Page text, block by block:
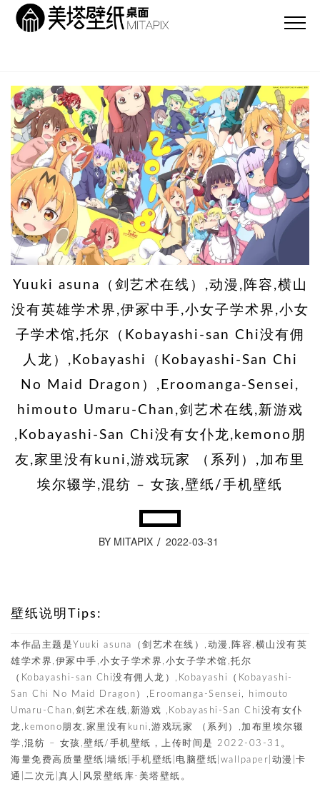
Yuuki asuna（剑艺术在线）,动漫,阵容,横山
没有英雄学术界,伊冢中手,小女子学术界,小女
子学术馆,托尔（Kobayashi-san Chi没有佣
人龙）,Kobayashi（Kobayashi-San Chi
No Maid Dragon）,Eroomanga-Sensei,
himouto Umaru-Chan,剑艺术在线,新游戏
,Kobayashi-San Chi没有女仆龙,kemono朋
友,家里没有kuni,游戏玩家 （系列）,加布里
埃尔辍学,混纺 – 女孩,壁纸/手机壁纸
BY MITAPIX 2022-03-31
壁纸说明Tips:
本作品主题是Yuuki asuna（剑艺术在线）,动漫,阵容,横山没有英
雄学术界,伊冢中手,小女子学术界,小女子学术馆,托尔
（Kobayashi-san Chi没有佣人龙）,Kobayashi（Kobayashi-
San Chi No Maid Dragon）,Eroomanga-Sensei, himouto
Umaru-Chan,剑艺术在线,新游戏 ,Kobayashi-San Chi没有女仆
龙,kemono朋友,家里没有kuni,游戏玩家 （系列）,加布里埃尔辍
学,混纺 – 女孩,壁纸/手机壁纸，上传时间是 2022-03-31。
海量免费高质量壁纸|墙纸|手机壁纸|电脑壁纸|wallpaper|动漫|卡
通|二次元|真人|风景壁纸库-美塔壁纸。